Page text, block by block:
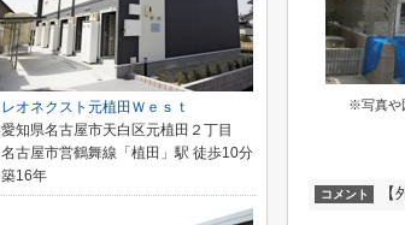
※写真や
コメント 【
レオネクスト元植田Ｗｅｓｔ
愛知県名古屋市天白区元植田２丁目
名古屋市営鶴舞線「植田」駅 徒歩10分
築16年